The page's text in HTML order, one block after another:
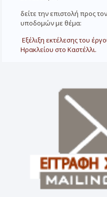
δείτε την επιστολή προς
υποδομών με θέμα:
Εξέλιξη εκτέλεσης του
Ηρακλείου στο Καστέλλι.